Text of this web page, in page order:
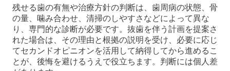
残せる歯の有無や治療方針の判断は、歯周病の状態、骨
の量、噛み合わせ、清掃のしやすさなどによって異な
り、専門的な診断が必要です。抜歯を伴う計画を提案さ
れた場合は、その理由と根拠の説明を受け、必要に応じ
てセカンドオピニオンを活用して納得してから進めるこ
とが、後悔を避けるうえで役立ちます。判断には個人差